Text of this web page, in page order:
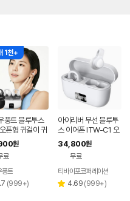
1천+
풍트 블루투스
픈형 귀걸이 귀
어폰 귀걸이형
립 러닝 귀찌이
원
료
풍트
리
(999+)
아이리버 무선 블루투
스 이어폰 ITW-C1 오
픈형 러닝 자전거 운동
용 초경량 이어커프 이
어폰 화이트
34,800원
무료
티바이포코퍼레이션
별 4.69 리
(999+)